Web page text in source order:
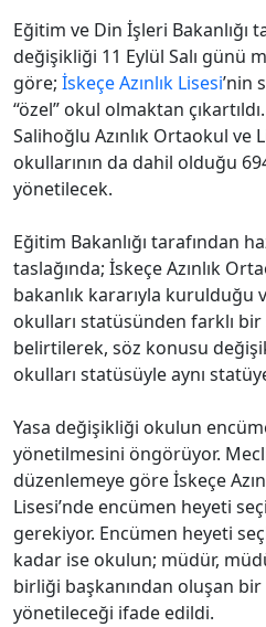
Eğitim ve Din İşleri Bakanlığı
değişikliği 11 Eylül Salı günü
göre; İskeçe Azınlık Lisesi’nin
“özel” okul olmaktan
Salihoğlu Azınlık Ortaokul ve
okullarının da dahil olduğu
yönetilecek.
Eğitim Bakanlığı tarafından
taslağında; İskeçe Azınlık
bakanlık kararıyla kurulduğu
okulları statüsünden farklı
belirtilerek, söz konusu
okulları statüsüyle aynı
Yasa değişikliği okulun
yönetilmesini öngörüyor.
düzenlemeye göre İskeçe
Lisesi’nde encümen heyeti
gerekiyor. Encümen heyeti
kadar ise okulun; müdür,
birliği başkanından oluşan
yönetileceği ifade edildi.